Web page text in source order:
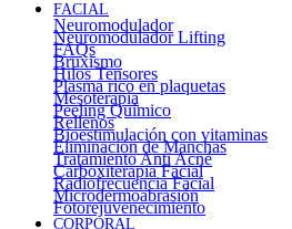
FACIAL
Neuromodulador
Neuromodulador Lifting
FAQs
Bruxismo
Hilos Tensores
Plasma rico en plaquetas
Mesoterapia
Peeling Químico
Rellenos
Bioestimulación con vitaminas
Eliminación de Manchas
Tratamiento Anti Acné
Carboxiterapia Facial
Radiofrecuencia Facial
Microdermoabrasión
Fotorejuvenecimiento
CORPORAL